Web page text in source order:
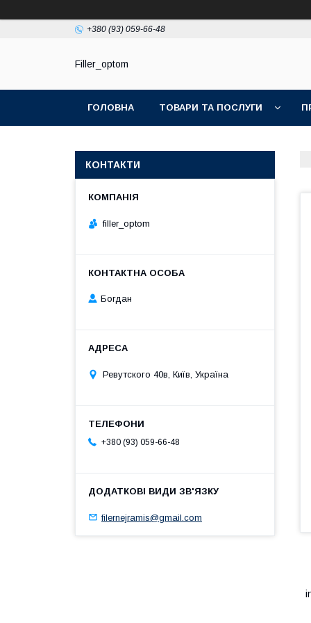
+380 (93) 059-66-48
Filler_optom
ГОЛОВНА ТОВАРИ ТА ПОСЛУГИ
КОНТАКТИ
filler_optom
Богдан
Ревутского 40в, Київ, Україна
+380 (93) 059-66-48
filernejramis@gmail.com